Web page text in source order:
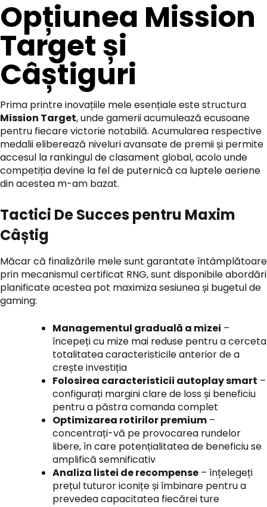
Opțiunea Mission
Target și
Câștiguri
Prima printre inovațiile mele esențiale este structura
Mission Target, unde gamerii acumulează ecusoane
pentru fiecare victorie notabilă. Acumularea respective
medalii eliberează niveluri avansate de premii și permite
accesul la rankingul de clasament global, acolo unde
competiția devine la fel de puternică ca luptele aeriene
din acestea m-am bazat.
Tactici De Succes pentru Maxim
Câștig
Măcar că finalizările mele sunt garantate întâmplătoare
prin mecanismul certificat RNG, sunt disponibile abordări
planificate acestea pot maximiza sesiunea și bugetul de
gaming:
Managementul graduală a mizei –
începeți cu mize mai reduse pentru a cerceta
totalitatea caracteristicile anterior de a
crește investiția
Folosirea caracteristicii autoplay smart –
configurați margini clare de loss și beneficiu
pentru a păstra comanda complet
Optimizarea rotirilor premium –
concentrați-vă pe provocarea rundelor
libere, în care potențialitatea de beneficiu se
amplifică semnificativ
Analiza listei de recompense – înțelegeți
prețul tuturor iconițe și îmbinare pentru a
prevedea capacitatea fiecărei ture